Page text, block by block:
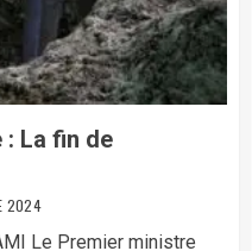
: La fin de
2024
Le Premier ministre